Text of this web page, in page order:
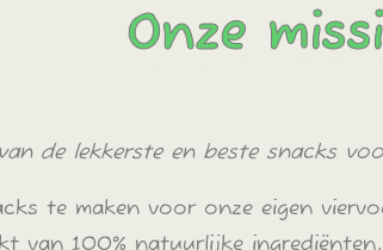
Onze
de lekkerste en beste snacks
te maken voor onze eigen
van 100% natuurlijke